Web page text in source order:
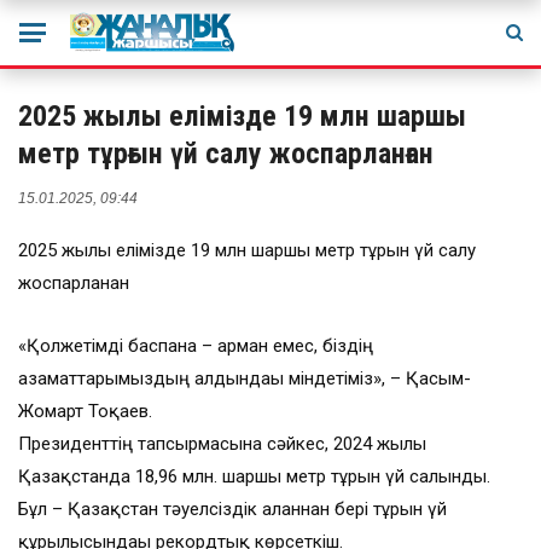
2025 жылы елімізде 19 млн шаршы
метр тұрғын үй салу жоспарланған
15.01.2025, 09:44
2025 жылы елімізде 19 млн шаршы метр тұрғын үй салу
жоспарланған
«Қолжетімді баспана – арман емес, біздің
азаматтарымыздың алдындағы міндетіміз», – Қасым-
Жомарт Тоқаев.
Президенттің тапсырмасына сәйкес, 2024 жылы
Қазақстанда 18,96 млн. шаршы метр тұрғын үй салынды.
Бұл – Қазақстан тәуелсіздік алғаннан бері тұрғын үй
құрылысындағы рекордтық көрсеткіш.